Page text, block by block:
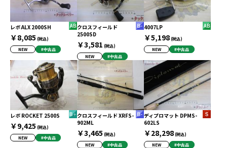
レボ ALX 2000SH
￥8,085 (税込)
NEW
#中古品
クロスフィールド
2500SD
￥3,581 (税込)
NEW
#中古品
4007LP
￥5,198(税込)
NEW
#中古品
レボ ROCKET 2500S
￥9,425 (税込)
NEW
#中古品
クロスフィールド XRFS-
902ML
￥3,465 (税込)
NEW
#中古品
ディプロマット DPMS-
602LS
￥28,298(税込)
NEW
#中古品